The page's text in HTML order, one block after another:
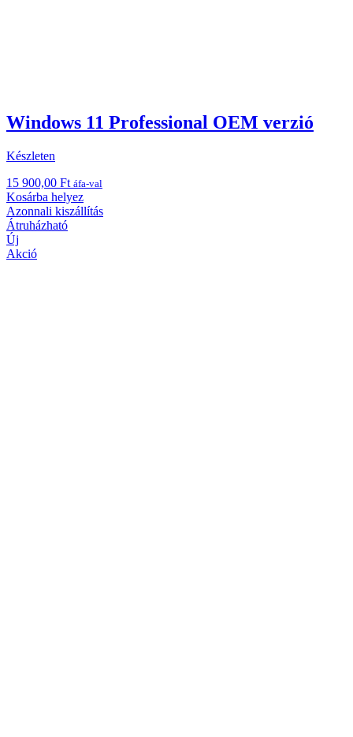
Windows 11 Professional OEM verzió
Készleten
15 900,00 Ft áfa-val
Kosárba helyez
Azonnali kiszállítás
Átruházható
Új
Akció